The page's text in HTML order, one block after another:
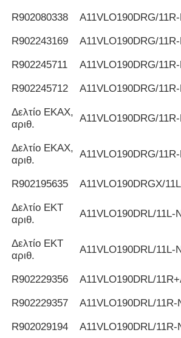
R902080338 Α11VLO190DRG/
R902243169 Α11VLO190DRG/
R902245711 Α11VLO190DRG/
R902245712 Α11VLO190DRG/
Δελτίο ΕΚΑΧ,
αριθ.
Α11VLO190DRG/
Δελτίο ΕΚΑΧ,
αριθ.
Α11VLO190DRG/
R902195635 Α11VLO190DRGX/
Δελτίο ΕΚΤ
αριθ.
Α11VLO190DRL/11L-
Δελτίο ΕΚΤ
αριθ.
Α11VLO190DRL/11L-
R902229356 Α11VLO190DRL/
R902229357 Α11VLO190DRL/11R-
R902029194 Α11VLO190DRL/11R-